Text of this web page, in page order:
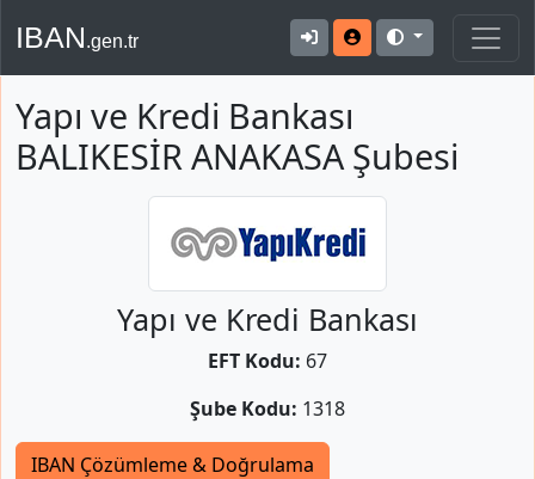
IBAN.gen.tr
Yapı ve Kredi Bankası
BALIKESİR ANAKASA Şubesi
Yapı ve Kredi Bankası
EFT Kodu: 67
Şube Kodu: 1318
IBAN Çözümleme & Doğrulama